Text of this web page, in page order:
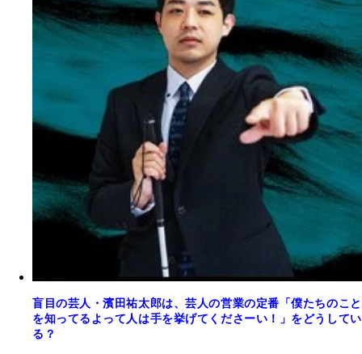
盲目の芸人・濱田祐太郎は、芸人の営業の定番「僕たちのこと
を知ってるよって人は手を挙げてくださーい！」をどうしてい
る？